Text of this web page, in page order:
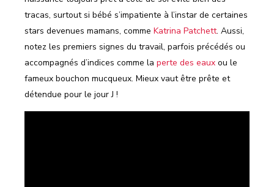
tracas, surtout si bébé s’impatiente à l’instar de certaines
stars devenues mamans, comme Katrina Patchett. Aussi,
notez les premiers signes du travail, parfois précédés ou
accompagnés d’indices comme la perte des eaux ou le
fameux bouchon mucqueux. Mieux vaut être prête et
détendue pour le jour J !